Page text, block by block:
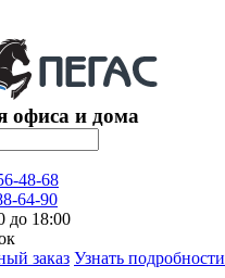
офиса и дома
48-68
64-90
до 18:00
заказ Узнать подробности